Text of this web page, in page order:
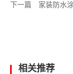
下一篇 家装防水
相关推荐